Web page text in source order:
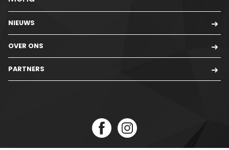
NIEUWS
OVER ONS
PARTNERS